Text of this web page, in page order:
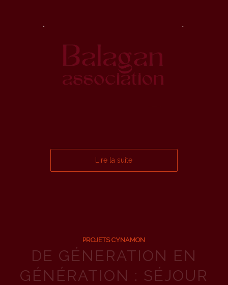
Lire la suite
PROJETS CYNAMON
DE GÉNERATION EN
GÉNÉRATION : SÉJOUR